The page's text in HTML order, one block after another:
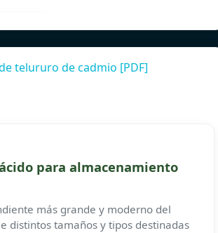
telururo de cadmio [PDF]
para almacenamiento
más grande y moderno del
distintos tamaños y tipos destinadas